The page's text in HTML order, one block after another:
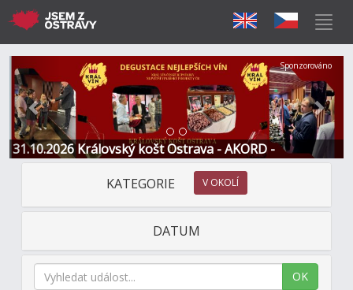
31.10.2026 Královský košt Ostrava - AKORD -
Restaurace a Hotel
Předchozí Další
Sponzorováno
KATEGORIE V OKOLÍ
DATUM
OK